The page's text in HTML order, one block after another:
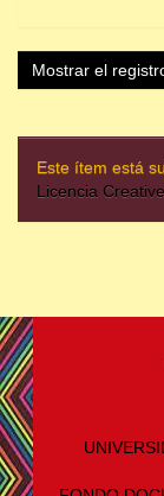
Mostrar el
Este ítem está
Licencia